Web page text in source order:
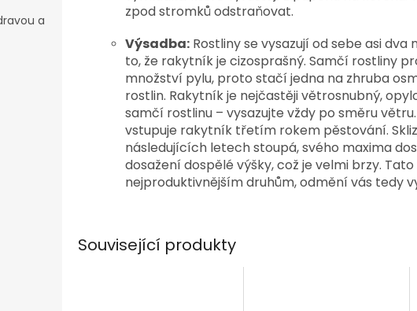
a
zpod stromků odstraňovat.
Výsadba: Rostliny se vysazují od sebe asi dva
to, že rakytník je cizosprašný. Samčí rostliny
množství pylu, proto stačí jedna na zhruba
rostlin. Rakytník je nejčastěji větrosnubný,
samčí rostlinu – vysazujte vždy po směru
vstupuje rakytník třetím rokem pěstování.
následujících letech stoupá, svého maxima
dosažení dospělé výšky, což je velmi brzy.
nejproduktivnějším druhům, odmění vás tedy
Související produkty